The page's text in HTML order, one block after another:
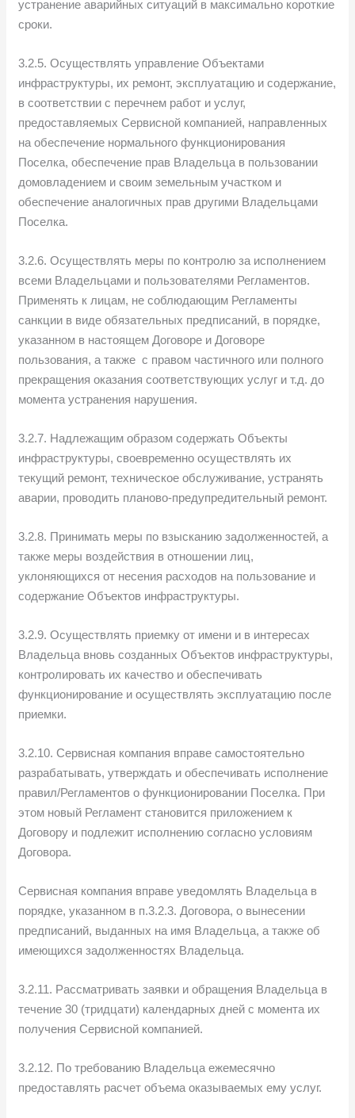
устранение аварийных ситуаций в максимально короткие
сроки.
3.2.5. Осуществлять управление Объектами
инфраструктуры, их ремонт, эксплуатацию и содержание,
в соответствии с перечнем работ и услуг,
предоставляемых Сервисной компанией, направленных
на обеспечение нормального функционирования
Поселка, обеспечение прав Владельца в пользовании
домовладением и своим земельным участком и
обеспечение аналогичных прав другими Владельцами
Поселка.
3.2.6. Осуществлять меры по контролю за исполнением
всеми Владельцами и пользователями Регламентов.
Применять к лицам, не соблюдающим Регламенты
санкции в виде обязательных предписаний, в порядке,
указанном в настоящем Договоре и Договоре
пользования, а также с правом частичного или полного
прекращения оказания соответствующих услуг и т.д. до
момента устранения нарушения.
3.2.7. Надлежащим образом содержать Объекты
инфраструктуры, своевременно осуществлять их
текущий ремонт, техническое обслуживание, устранять
аварии, проводить планово-предупредительный ремонт.
3.2.8. Принимать меры по взысканию задолженностей, а
также меры воздействия в отношении лиц,
уклоняющихся от несения расходов на пользование и
содержание Объектов инфраструктуры.
3.2.9. Осуществлять приемку от имени и в интересах
Владельца вновь созданных Объектов инфраструктуры,
контролировать их качество и обеспечивать
функционирование и осуществлять эксплуатацию после
приемки.
3.2.10. Сервисная компания вправе самостоятельно
разрабатывать, утверждать и обеспечивать исполнение
правил/Регламентов о функционировании Поселка. При
этом новый Регламент становится приложением к
Договору и подлежит исполнению согласно условиям
Договора.
Сервисная компания вправе уведомлять Владельца в
порядке, указанном в п.3.2.3. Договора, о вынесении
предписаний, выданных на имя Владельца, а также об
имеющихся задолженностях Владельца.
3.2.11. Рассматривать заявки и обращения Владельца в
течение 30 (тридцати) календарных дней с момента их
получения Сервисной компанией.
3.2.12. По требованию Владельца ежемесячно
предоставлять расчет объема оказываемых ему услуг.